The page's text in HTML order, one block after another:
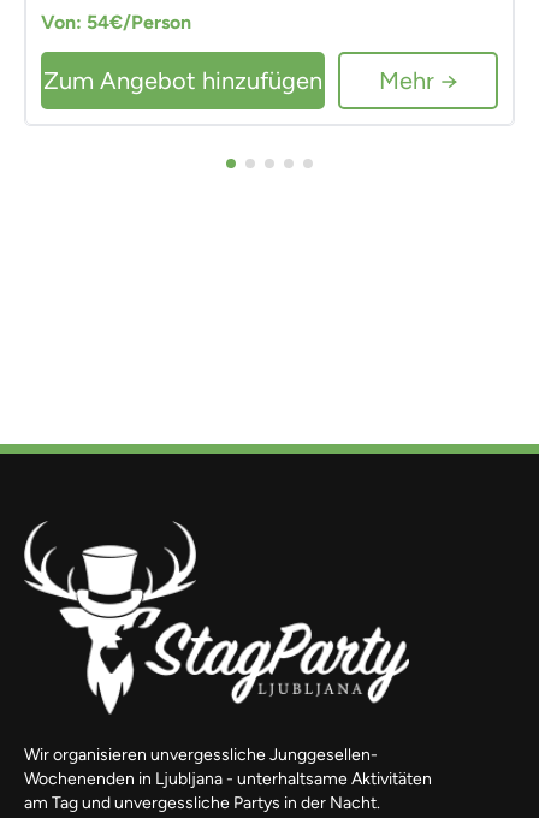
Von: 54€/Person
Zum Angebot hinzufügen Mehr →
Wir organisieren unvergessliche Junggesellen-
Wochenenden in Ljubljana - unterhaltsame Aktivitäten
am Tag und unvergessliche Partys in der Nacht.